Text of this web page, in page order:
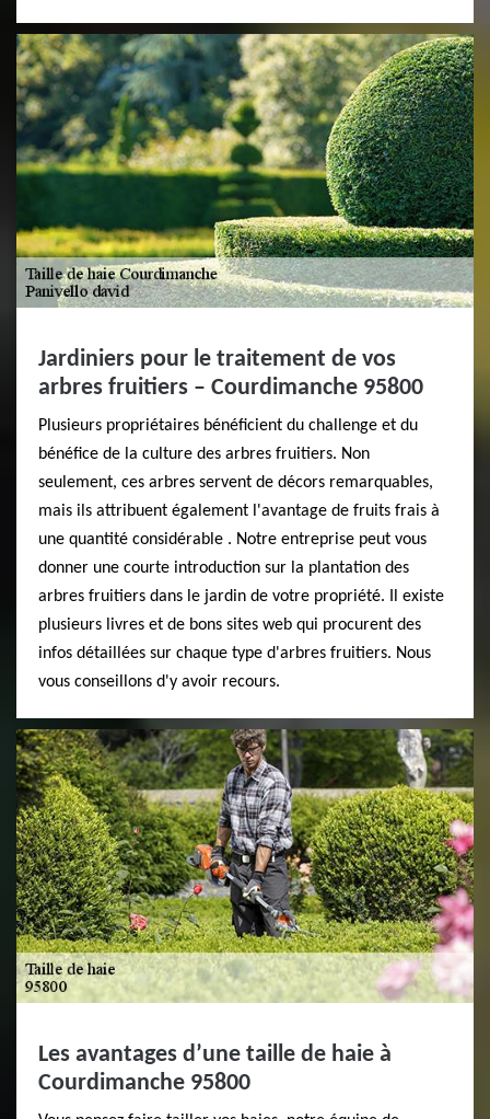
Jardiniers pour le traitement de vos
arbres fruitiers – Courdimanche 95800
Plusieurs propriétaires bénéficient du challenge et du
bénéfice de la culture des arbres fruitiers. Non
seulement, ces arbres servent de décors remarquables,
mais ils attribuent également l'avantage de fruits frais à
une quantité considérable . Notre entreprise peut vous
donner une courte introduction sur la plantation des
arbres fruitiers dans le jardin de votre propriété. Il existe
plusieurs livres et de bons sites web qui procurent des
infos détaillées sur chaque type d'arbres fruitiers. Nous
vous conseillons d'y avoir recours.
Les avantages d’une taille de haie à
Courdimanche 95800